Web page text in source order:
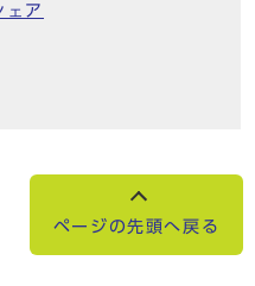
ア
ページの先頭へ戻る